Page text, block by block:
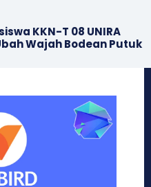
KKN-T 08 UNIRA
Wajah ‎Bodean Putuk